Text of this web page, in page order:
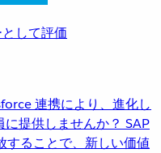
して評価
連携により、進化し
提供しませんか？ SAP
することで、新しい価値